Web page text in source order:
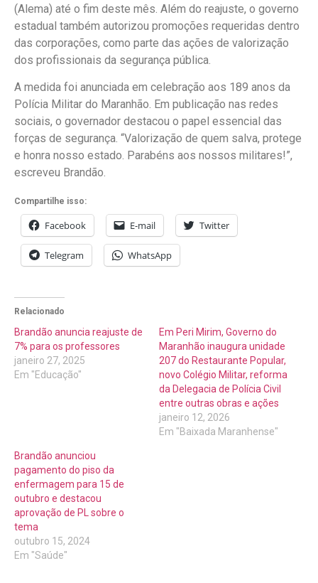
(Alema) até o fim deste mês. Além do reajuste, o governo
estadual também autorizou promoções requeridas dentro
das corporações, como parte das ações de valorização
dos profissionais da segurança pública.
A medida foi anunciada em celebração aos 189 anos da
Polícia Militar do Maranhão. Em publicação nas redes
sociais, o governador destacou o papel essencial das
forças de segurança. “Valorização de quem salva, protege
e honra nosso estado. Parabéns aos nossos militares!”,
escreveu Brandão.
Compartilhe isso:
Facebook E-mail Twitter
Telegram WhatsApp
Relacionado
Brandão anuncia reajuste de
7% para os professores
janeiro 27, 2025
Em "Educação"
Em Peri Mirim, Governo do
Maranhão inaugura unidade
207 do Restaurante Popular,
novo Colégio Militar, reforma
da Delegacia de Polícia Civil
entre outras obras e ações
janeiro 12, 2026
Em "Baixada Maranhense"
Brandão anunciou
pagamento do piso da
enfermagem para 15 de
outubro e destacou
aprovação de PL sobre o
tema
outubro 15, 2024
Em "Saúde"